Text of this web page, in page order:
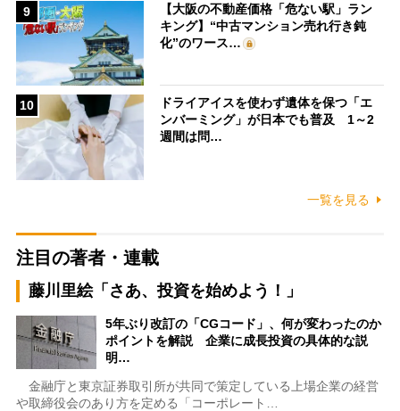
9
【大阪の不動産価格「危ない駅」ラン
キング】“中古マンション売れ行き鈍
化”のワース…
10
ドライアイスを使わず遺体を保つ「エ
ンバーミング」が日本でも普及 1～2
週間は問…
一覧を見る
注目の著者・連載
藤川里絵「さあ、投資を始めよう！」
5年ぶり改訂の「CGコード」、何が変わったのか
ポイントを解説 企業に成長投資の具体的な説
明…
金融庁と東京証券取引所が共同で策定している上場企業の経営
や取締役会のあり方を定める「コーポレート…